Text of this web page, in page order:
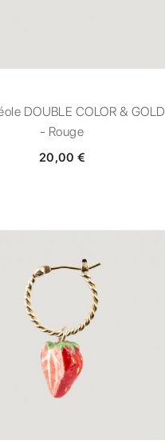
DOUBLE COLOR & GOLD
- Rouge
20,00 €